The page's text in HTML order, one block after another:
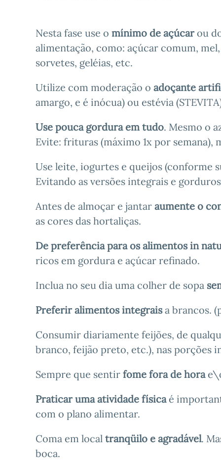
Nesta fase use o mínimo de açúcarou
alimentação, como: açúcar comum,
sorvetes, geléias, etc.
Utilize com moderação o adoçante
amargo, e é inócua) ou estévia
Use pouca gordura em tudo. Mesmo o
Evite: frituras (máximo 1x por semana),
Use leite, iogurtes e queijos (conforme
Evitando as versões integrais e
Antes de almoçar e jantar aumente o
as cores das hortaliças.
De preferência para os alimentos in
ricos em gordura e açúcar refinado.
Inclua no seu dia uma colher de sopa
Preferir alimentos integraisa brancos.
Consumir diariamente feijões, de
branco, feijão preto, etc.), nas porções
Sempre que sentir fome fora de hora
Praticar uma atividade físicaé
com o plano alimentar.
Coma em local tranqüilo e agradável.
boca.